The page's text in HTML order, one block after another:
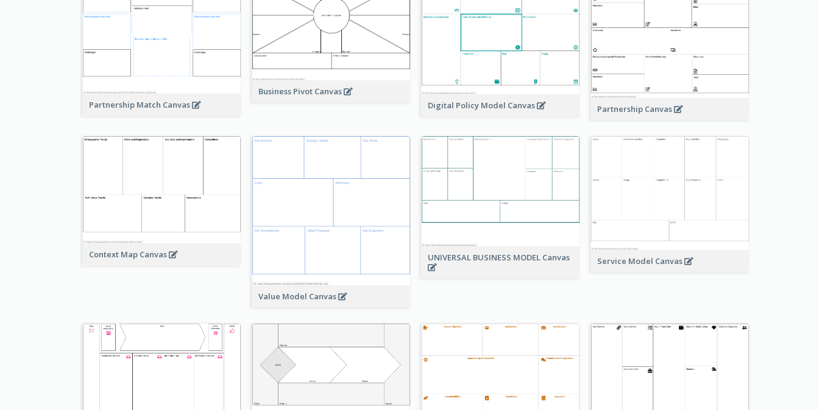
Partnership Match Canvas
Business Pivot Canvas
Digital Policy Model Canvas
Partnership Canvas
Context Map Canvas
Value Model Canvas
UNIVERSAL BUSINESS MODEL Canvas Service Model Canvas